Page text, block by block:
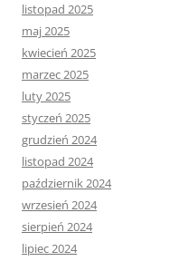
listopad 2025
maj 2025
kwiecień 2025
marzec 2025
luty 2025
styczeń 2025
grudzień 2024
listopad 2024
październik 2024
wrzesień 2024
sierpień 2024
lipiec 2024